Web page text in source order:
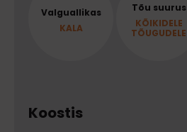
Valguallikas
KALA
Tõu suurus
KÕIKIDELE
TÕUGUDELE
Koostis